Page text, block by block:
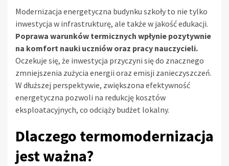
Modernizacja energetyczna budynku szkoły to nie tylko
inwestycja w infrastrukturę, ale także w jakość edukacji.
Poprawa warunków termicznych wpłynie pozytywnie
na komfort nauki uczniów oraz pracy nauczycieli.
Oczekuje się, że inwestycja przyczyni się do znacznego
zmniejszenia zużycia energii oraz emisji zanieczyszczeń.
W dłuższej perspektywie, zwiększona efektywność
energetyczna pozwoli na redukcję kosztów
eksploatacyjnych, co odciąży budżet lokalny.
Dlaczego termomodernizacja
jest ważna?